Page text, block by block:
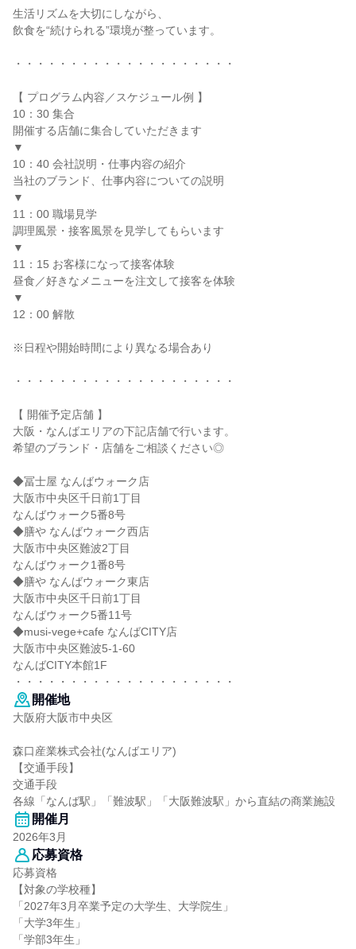
生活リズムを大切にしながら、
飲食を“続けられる”環境が整っています。
・・・・・・・・・・・・・・・・・・・・
【 プログラム内容／スケジュール例 】
10：30 集合
開催する店舗に集合していただきます
▼
10：40 会社説明・仕事内容の紹介
当社のブランド、仕事内容についての説明
▼
11：00 職場見学
調理風景・接客風景を見学してもらいます
▼
11：15 お客様になって接客体験
昼食／好きなメニューを注文して接客を体験
▼
12：00 解散
※日程や開始時間により異なる場合あり
・・・・・・・・・・・・・・・・・・・・
【 開催予定店舗 】
大阪・なんばエリアの下記店舗で行います。
希望のブランド・店舗をご相談ください◎
◆冨士屋 なんばウォーク店
大阪市中央区千日前1丁目
なんばウォーク5番8号
◆膳や なんばウォーク西店
大阪市中央区難波2丁目
なんばウォーク1番8号
◆膳や なんばウォーク東店
大阪市中央区千日前1丁目
なんばウォーク5番11号
◆musi-vege+cafe なんばCITY店
大阪市中央区難波5-1-60
なんばCITY本館1F
・・・・・・・・・・・・・・・・・・・・
開催地
大阪府大阪市中央区
森口産業株式会社(なんばエリア)
【交通手段】
交通手段
各線「なんば駅」「難波駅」「大阪難波駅」から直結の商業施設
開催月
2026年3月
応募資格
応募資格
【対象の学校種】
「2027年3月卒業予定の大学生、大学院生」
「大学3年生」
「学部3年生」